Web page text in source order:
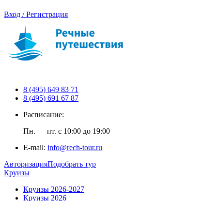
Вход / Регистрация
8 (495) 649 83 71
8 (495) 691 67 87
Расписание:
Пн. — пт. с 10:00 до 19:00
E-mail: info@rech-tour.ru
АвторизацияПодобрать тур
Круизы
Круизы 2026-2027
Круизы 2026